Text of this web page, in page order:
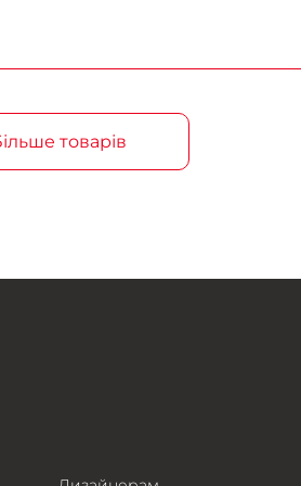
товарів